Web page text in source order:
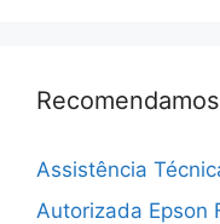
Assistência
Autorizada Epson